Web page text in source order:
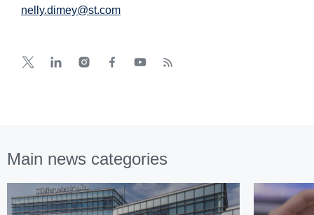
nelly.dimey@st.com
Main news categories